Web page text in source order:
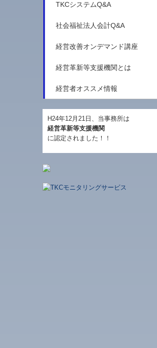
TKCシステムQ&A
社会福祉法人会計Q&A
経営改善オンデマンド講座
経営革新等支援機関とは
経営者オススメ情報
H24年12月21日、当事務所は
経営革新等支援機関
に認定されました！！